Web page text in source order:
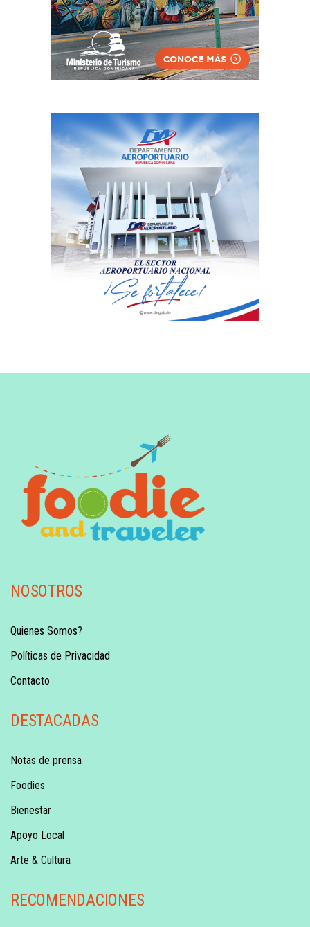
NOSOTROS
Quienes Somos?
Políticas de Privacidad
Contacto
DESTACADAS
Notas de prensa
Foodies
Bienestar
Apoyo Local
Arte & Cultura
RECOMENDACIONES